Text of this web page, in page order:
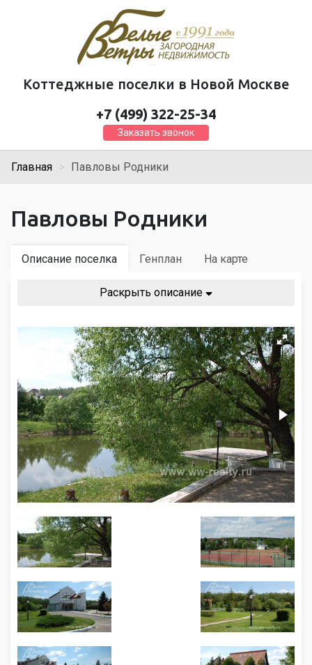
Коттеджные поселки в Новой Москве
+7 (499) 322-25-34
Заказать звонок
Главная Павловы Родники
Павловы Родники
Описание поселка Генплан На карте
Раскрыть описание